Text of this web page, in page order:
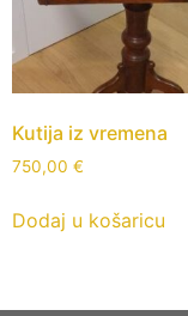
Kutija iz vremena
750,00 €
Dodaj u košaricu